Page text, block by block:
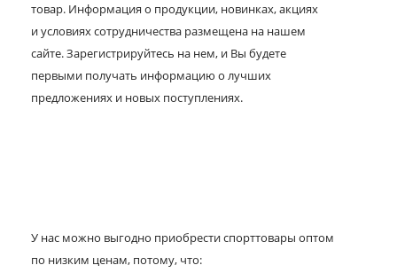
товар. Информация о продукции, новинках, акциях
и условиях сотрудничества размещена на нашем
сайте. Зарегистрируйтесь на нем, и Вы будете
первыми получать информацию о лучших
предложениях и новых поступлениях.
У нас можно выгодно приобрести спорттовары оптом
по низким ценам, потому, что: